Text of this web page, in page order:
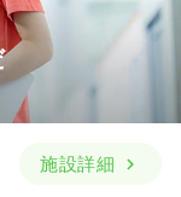
施設詳細